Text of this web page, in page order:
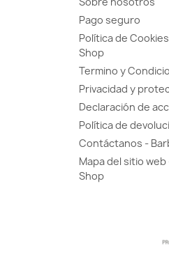
Pago seguro
Política de
Shop
Termino y
Privacidad y
Declaración de
Política de
Contáctanos -
Mapa del sitio
Shop